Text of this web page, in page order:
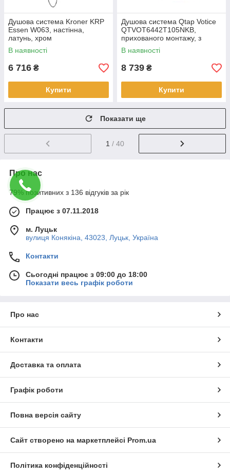
Душова система Kroner KRP
Essen W063, настінна,
латунь, хром
В наявності
6 716 ₴
Купити
Душова система Qtap Votice
QTVOT6442T105NKB,
прихованого монтажу, з
термостатом, латунь, чорний
матовий
В наявності
8 739 ₴
Купити
Показати ще
1 / 40
Про нас
79% позитивних з 136 відгуків за рік
Працює з 07.11.2018
м. Луцьк
вулиця Конякіна, 43023, Луцьк, Україна
Контакти
Сьогодні працює з 09:00 до 18:00
Показати весь графік роботи
Про нас
Контакти
Доставка та оплата
Графік роботи
Повна версія сайту
Сайт створено на маркетплейсі Prom.ua
Політика конфіденційності